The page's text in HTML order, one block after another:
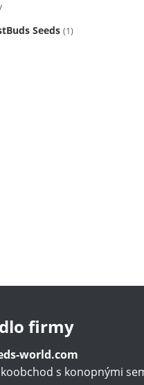
Seeds 1
firmy
world.com
s konopnými